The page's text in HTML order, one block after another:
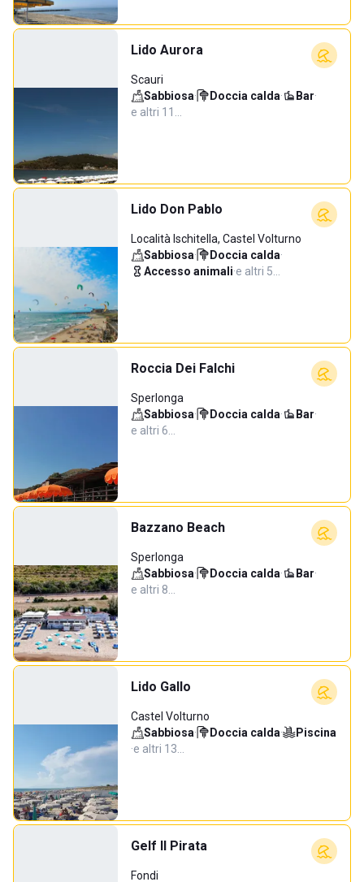
Lido Aurora
Scauri
Sabbiosa· Doccia calda· Bar·
e altri 11…
Lido Don Pablo
Località Ischitella, Castel Volturno
Sabbiosa· Doccia calda·
Accesso animali·e altri 5…
Roccia Dei Falchi
Sperlonga
Sabbiosa· Doccia calda· Bar·
e altri 6…
Bazzano Beach
Sperlonga
Sabbiosa· Doccia calda· Bar·
e altri 8…
Lido Gallo
Castel Volturno
Sabbiosa· Doccia calda·
Piscina
·e altri 13…
Gelf Il Pirata
Fondi